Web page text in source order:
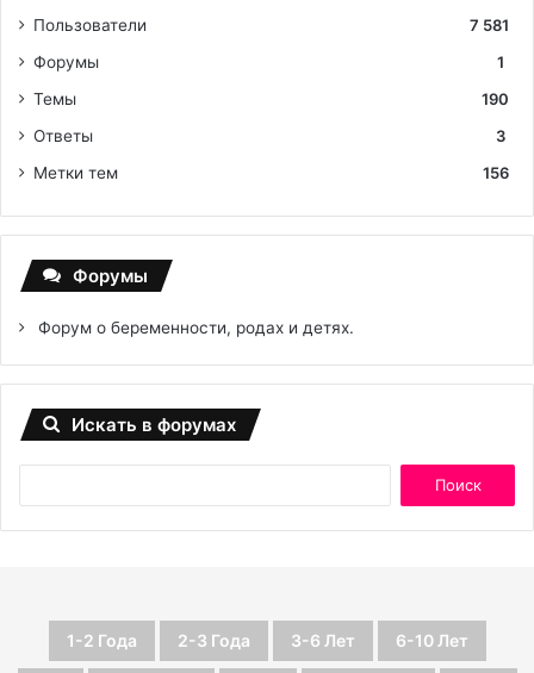
Пользователи
7 581
Форумы
1
Темы
190
Ответы
3
Метки тем
156
Форумы
Форум о беременности, родах и детях.
Искать в форумах
1-2 Года 2-3 Года 3-6 Лет 6-10 Лет